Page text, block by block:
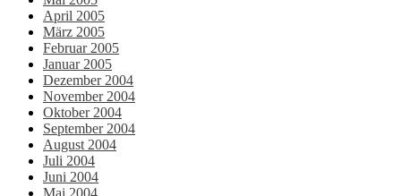
April 2005
März 2005
Februar 2005
Januar 2005
Dezember 2004
November 2004
Oktober 2004
September 2004
August 2004
Juli 2004
Juni 2004
Mai 2004